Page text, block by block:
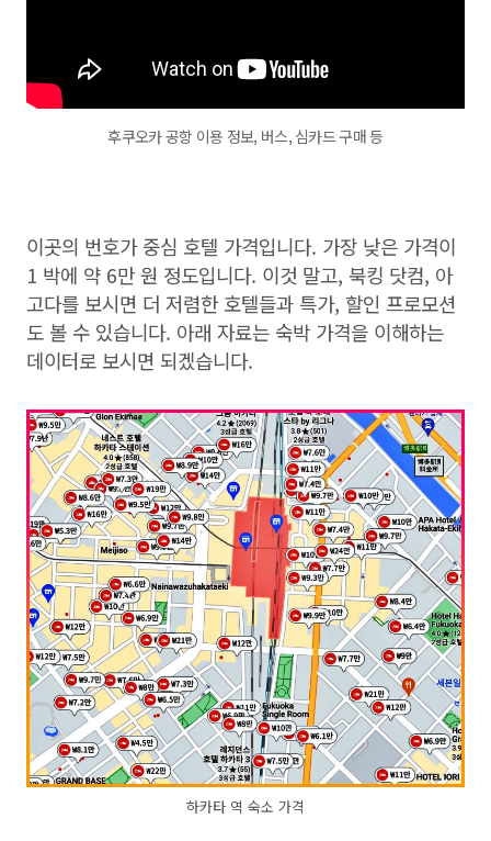
후쿠오카 공항 이용 정보, 버스, 심카드 구매 등
이곳의 번호가 중심 호텔 가격입니다. 가장 낮은 가격이
1 박에 약 6만 원 정도입니다. 이것 말고, 북킹 닷컴, 아
고다를 보시면 더 저렴한 호텔들과 특가, 할인 프로모션
도 볼 수 있습니다. 아래 자료는 숙박 가격을 이해하는
데이터로 보시면 되겠습니다.
하카타 역 숙소 가격